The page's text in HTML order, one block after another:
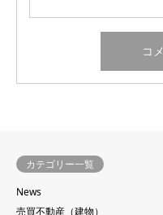
カテゴリー一覧
News
売買不動産（建物）